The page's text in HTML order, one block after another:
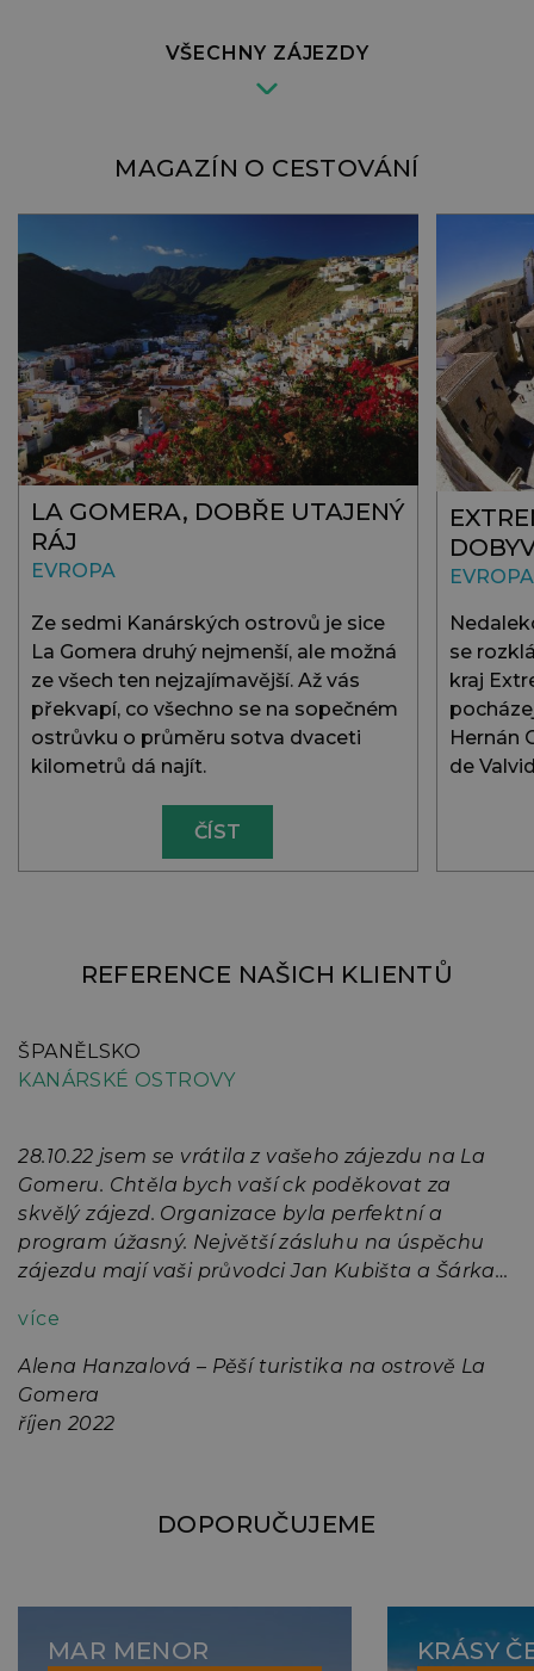
VŠECHNY ZÁJEZDY
MAGAZÍN O CESTOVÁNÍ
LA GOMERA, DOBŘE UTAJENÝ
RÁJ
EVROPA
Ze sedmi Kanárských ostrovů je sice
La Gomera druhý nejmenší, ale možná
ze všech ten nejzajímavější. Až vás
překvapí, co všechno se na sopečném
ostrůvku o průměru sotva dvaceti
kilometrů dá najít.
ČÍST
EVROPA
se
kraj
Hernán
de
REFERENCE NAŠICH KLIENTŮ
ŠPANĚLSKO
KANÁRSKÉ OSTROVY
28.10.22 jsem se vrátila z vašeho zájezdu na La
Gomeru. Chtěla bych vaší ck poděkovat za
skvělý zájezd. Organizace byla perfektní a
program úžasný. Největší zásluhu na úspěchu
zájezdu mají vaši průvodci Jan Kubišta a Šárka
velké znalosti o dané lokalitě a především jsou
velmi milí a vstřícní lidé. Díky těmto průvodcům
jsem zažila nezapomenutelnou dovolenou 🙂
Děkuji a těším se na další zájezdy s vaší ck.
více
Alena Hanzalová – Pěší turistika na ostrově La
Gomera
říjen 2022
DOPORUČUJEME
MAR MENOR KRÁSY